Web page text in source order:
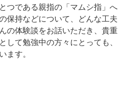
つである親指の「マムシ指」へ
保持などについて、どんな工夫
の体験談をお話いただき、貴重
して勉強中の方々にとっても、
ます。